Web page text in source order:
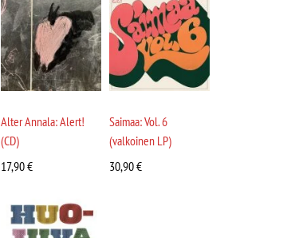
Alter Annala: Alert!
(CD)
17,90€
Saimaa: Vol. 6
(valkoinen LP)
30,90€